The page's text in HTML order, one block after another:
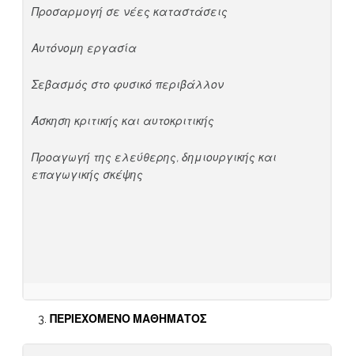
Προσαρμογή σε νέες καταστάσεις
Αυτόνομη εργασία
Σεβασμός στο φυσικό περιβάλλον
Άσκηση κριτικής και αυτοκριτικής
Προαγωγή της ελεύθερης, δημιουργικής και
επαγωγικής σκέψης
ΠΕΡΙΕΧΟΜΕΝΟ ΜΑΘΗΜΑΤΟΣ